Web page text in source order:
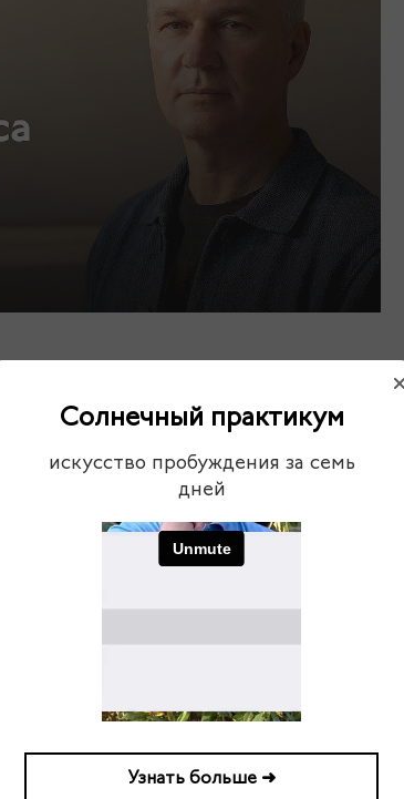
Формула счастья. Сурья Дас
в йогу и развивать свои навыки с помощью древних
фишка — системный подход. Несколько
образование в психологии, обучение йоги в линии
и 30 летний опыт своего преподавания
жизни, которое не менялось другими
через работу с телом, мыслями, эмоциями и
наставничества — долгосрочные изменения в
клубе для практиков йоги, организует ретриты и
Солнечный практикум
искусство пробуждения за семь
дней
Узнать больше ➜